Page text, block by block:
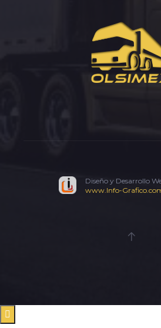
Diseño y Desarrollo
www.Info-
